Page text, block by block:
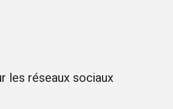
les réseaux sociaux